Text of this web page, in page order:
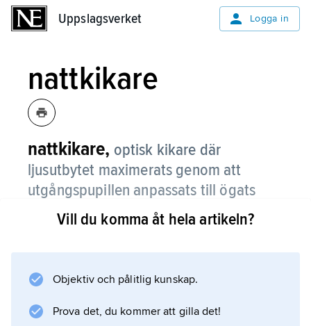
Uppslagsverket Logga in
nattkikare
nattkikare, optisk kikare där
ljusutbytet maximerats genom att
utgångspupillen anpassats till ögats
pupilldiameter vid mörkeradaption (7
mm).
M
M
Vill du komma åt hela artikeln?
Objektiv och pålitlig kunskap.
Prova det, du kommer att gilla det!